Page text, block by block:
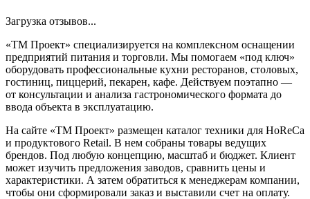
Загрузка отзывов...
«ТМ Проект» специализируется на комплексном оснащении
предприятий питания и торговли. Мы помогаем «под ключ»
оборудовать профессиональные кухни ресторанов, столовых,
гостиниц, пиццерий, пекарен, кафе. Действуем поэтапно —
от консультации и анализа гастрономического формата до
ввода объекта в эксплуатацию.
На сайте «ТМ Проект» размещен каталог техники для HoReCa
и продуктового Retail. В нем собраны товары ведущих
брендов. Под любую концепцию, масштаб и бюджет. Клиент
может изучить предложения заводов, сравнить цены и
характеристики. А затем обратиться к менеджерам компании,
чтобы они сформировали заказ и выставили счет на оплату.